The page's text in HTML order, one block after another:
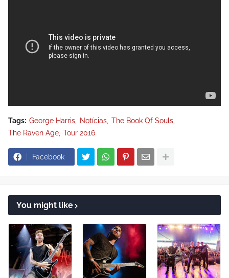
Tags: George Harris Notícias The Book Of Souls
The Raven Age Tour 2016
Facebook
You might like